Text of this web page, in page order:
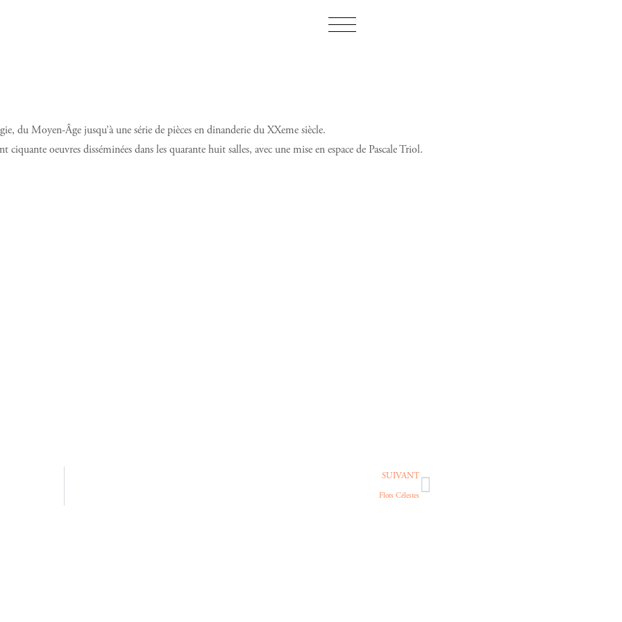
du Moyen-Âge jusqu’à une série de pièces en dinanderie du XXeme siècle.
oeuvres disséminées dans les quarante huit salles, avec une mise en espace de Pascale Triol.
SUIVANT
Flots Célestes